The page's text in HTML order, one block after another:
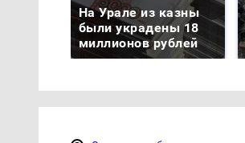
На Урале из казны
были украдены 18
миллионов рублей